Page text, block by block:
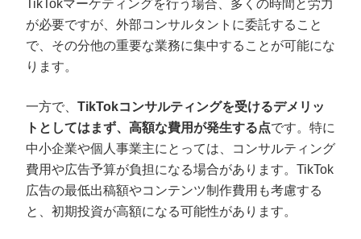
TikTokマーケティングを行う場合、多くの時間と労力
が必要ですが、外部コンサルタントに委託すること
で、その分他の重要な業務に集中することが可能にな
ります。
一方で、 TikTokコンサルティングを受けるデメリッ
トとしてはまず、高額な費用が発生する点です。特に
中小企業や個人事業主にとっては、コンサルティング
費用や広告予算が負担になる場合があります。TikTok
広告の最低出稿額やコンテンツ制作費用も考慮する
と、初期投資が高額になる可能性があります。